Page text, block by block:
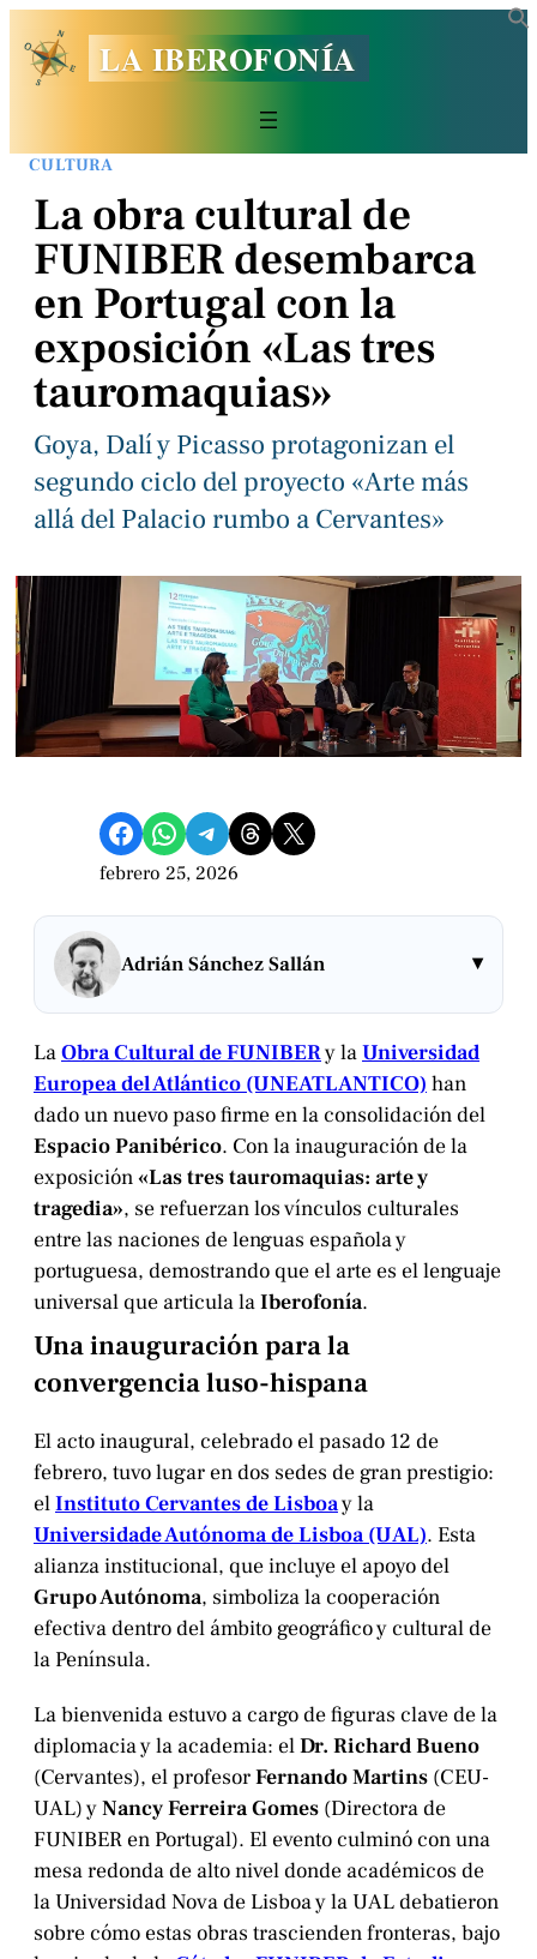
LA IBEROFONÍA
CULTURA
La obra cultural de
FUNIBER desembarca
en Portugal con la
exposición «Las tres
tauromaquias»
Goya, Dalí y Picasso protagonizan el
segundo ciclo del proyecto «Arte más
allá del Palacio rumbo a Cervantes»
Compartir en Facebook Compartir en WhatsApp Compartir en Telegram Share on Threads Compartir en X
febrero 25, 2026
Adrián Sánchez Sallán ▾
LaObra Cultural de FUNIBERy laUniversidad
Europea del Atlántico (UNEATLANTICO) han
dado un nuevo paso firme en la consolidación del
Espacio Panibérico. Con la inauguración de la
exposición«Las tres tauromaquias: arte y
tragedia», se refuerzan los vínculos culturales
entre las naciones de lenguas española y
portuguesa, demostrando que el arte es el lenguaje
universal que articula laIberofonía.
Una inauguración para la
convergencia luso-hispana
El acto inaugural, celebrado el pasado 12 de
febrero, tuvo lugar en dos sedes de gran prestigio:
elInstituto Cervantes de Lisboay la
Universidade Autónoma de Lisboa (UAL). Esta
alianza institucional, que incluye el apoyo del
Grupo Autónoma, simboliza la cooperación
efectiva dentro del ámbito geográfico y cultural de
la Península.
La bienvenida estuvo a cargo de figuras clave de la
diplomacia y la academia: elDr. Richard Bueno
(Cervantes), el profesorFernando Martins (CEU-
UAL) yNancy Ferreira Gomes (Directora de
FUNIBER en Portugal). El evento culminó con una
mesa redonda de alto nivel donde académicos de
la Universidad Nova de Lisboa y la UAL debatieron
sobre cómo estas obras trascienden fronteras, bajo